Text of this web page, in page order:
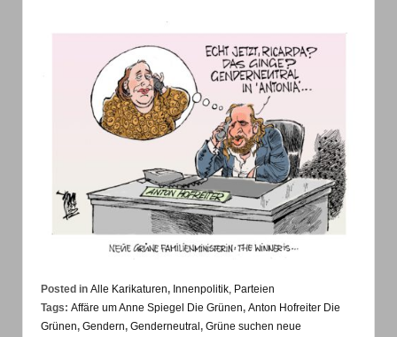
Posted in Alle Karikaturen, Innenpolitik, Parteien
Tags: Affäre um Anne Spiegel Die Grünen, Anton Hofreiter Die
Grünen, Gendern, Genderneutral, Grüne suchen neue